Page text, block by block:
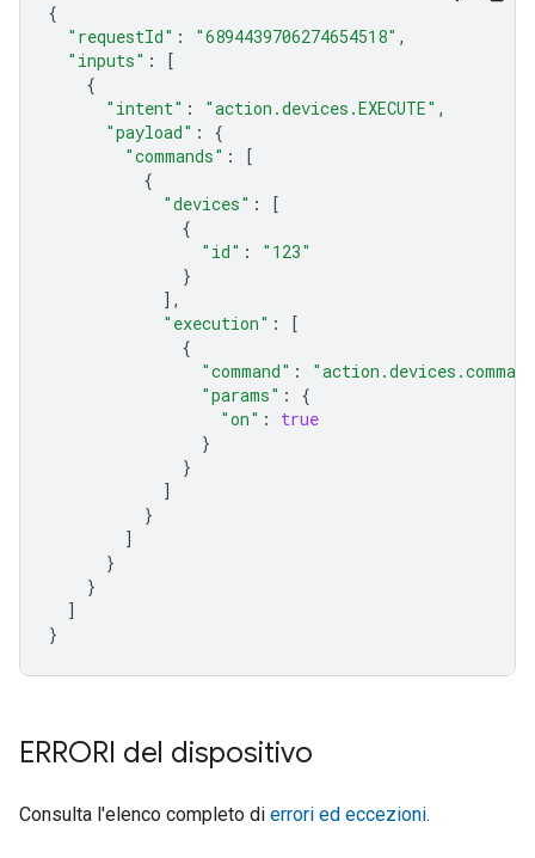
{
"requestId" : "6894439706274654518" ,
"inputs" :
[
{
"intent" : "action.devices.EXECUTE" ,
"payload" :
{
"commands" :
[
{
"devices" :
[
{
"id" :
"123"
}
],
"execution" :
[
{
"command" :
"params" :
{
"on" :
true
}
}
]
}
]
}
}
]
}
ERRORI del dispositivo
Consulta l'elenco completo di errori ed eccezioni.